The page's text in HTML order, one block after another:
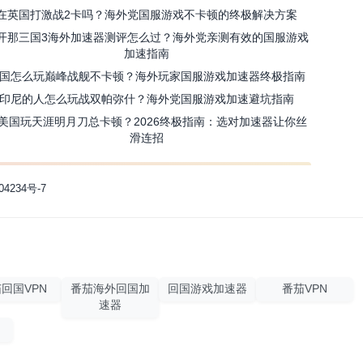
英国打激战2卡吗？海外党国服游戏不卡顿的终极解决方案
那三国3海外加速器测评怎么过？海外党亲测有效的国服游戏
加速指南
怎么玩巅峰战舰不卡顿？海外玩家国服游戏加速器终极指南
印尼的人怎么玩战双帕弥什？海外党国服游戏加速避坑指南
国玩天涯明月刀总卡顿？2026终极指南：选对加速器让你丝
滑连招
号-7
国VPN
番茄海外回国加
速器
回国游戏加速器 番茄VPN